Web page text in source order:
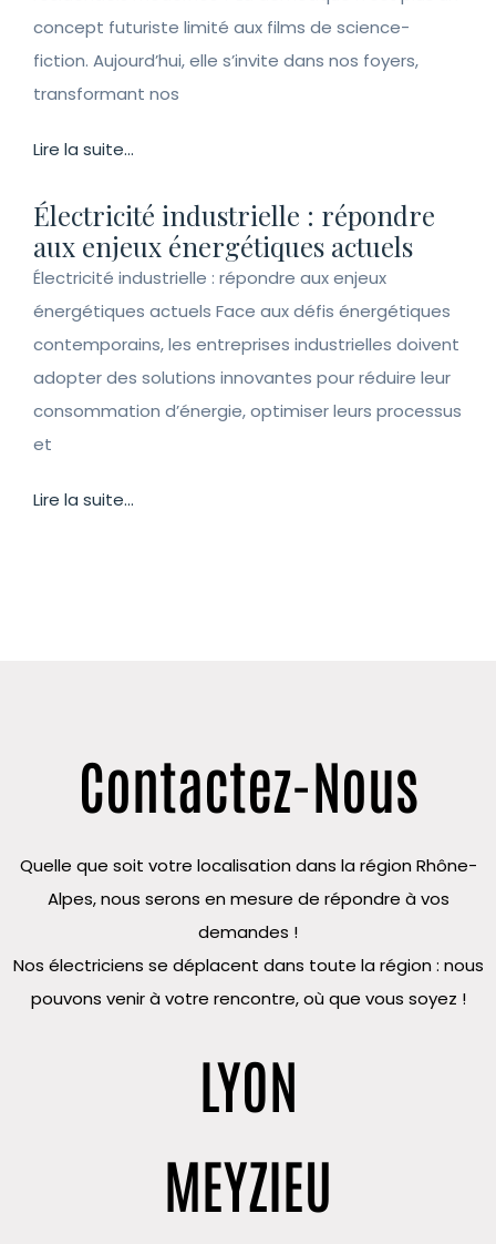
concept futuriste limité aux films de science-
fiction. Aujourd’hui, elle s’invite dans nos foyers,
transformant nos
Lire la suite...
Électricité industrielle : répondre
aux enjeux énergétiques actuels
Électricité industrielle : répondre aux enjeux
énergétiques actuels Face aux défis énergétiques
contemporains, les entreprises industrielles doivent
adopter des solutions innovantes pour réduire leur
consommation d’énergie, optimiser leurs processus
et
Lire la suite...
Contactez-Nous
Quelle que soit votre localisation dans la région Rhône-
Alpes, nous serons en mesure de répondre à vos
demandes !
Nos électriciens se déplacent dans toute la région : nous
pouvons venir à votre rencontre, où que vous soyez !
LYON
MEYZIEU